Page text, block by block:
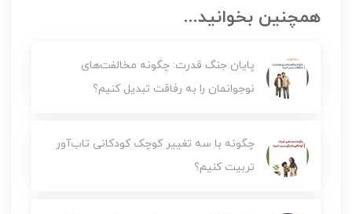
همچنین بخوانید...
پایان جنگ قدرت: چگونه مخالفت‌های
نوجوانمان را به رفاقت تبدیل کنیم؟
چگونه با سه تغییر کوچک کودکانی تاب‌آور
تربیت کنیم؟